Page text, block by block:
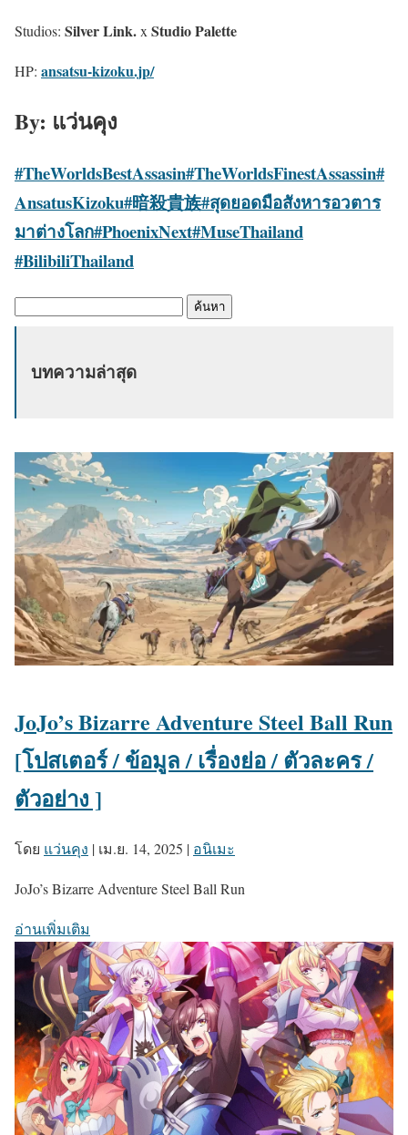
Studios: Silver Link.x Studio Palette
HP: ansatsu-kizoku.jp/
By: แว่นคุง
#TheWorldsBestAssasin#TheWorldsFinestAssassin#
AnsatusKizoku#暗殺貴族#สุดยอดมือสังหารอวตาร
มาต่างโลก#PhoenixNext#MuseThailand
#BilibiliThailand
ค้
น
บทความล่าสุด
JoJo’s Bizarre Adventure Steel Ball Run
[โปสเตอร์ / ข้อมูล / เรื่องย่อ / ตัวละคร /
ตัวอย่าง ]
โดย แว่นคุง | เม.ย. 14, 2025 | อนิเมะ
JoJo’s Bizarre Adventure Steel Ball Run
อ่านเพิ่มเติม